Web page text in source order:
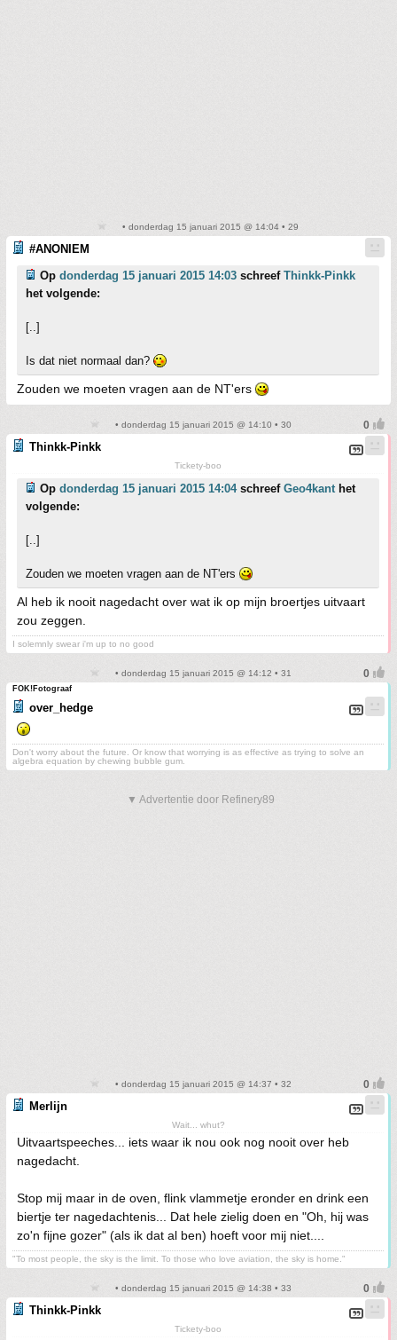
• donderdag 15 januari 2015 @ 14:04 • 29
#ANONIEM
Op donderdag 15 januari 2015 14:03 schreef Thinkk-Pinkk
het volgende:
[..]
Is dat niet normaal dan?
Zouden we moeten vragen aan de NT'ers
• donderdag 15 januari 2015 @ 14:10 • 30
Thinkk-Pinkk
Tickety-boo
Op donderdag 15 januari 2015 14:04schreef Geo4kanthet
volgende:
[..]
Zouden we moeten vragen aan de NT'ers
Al heb ik nooit nagedacht over wat ik op mijn broertjes uitvaart
zou zeggen.
I solemnly swear i'm up to no good
• donderdag 15 januari 2015 @ 14:12 • 31
FOK!Fotograaf
over_hedge
Don't worry about the future. Or know that worrying is as effective as trying to solve an
algebra equation by chewing bubble gum.
▼ Advertentie door Refinery89
• donderdag 15 januari 2015 @ 14:37 • 32
Merlijn
Wait... whut?
Uitvaartspeeches... iets waar ik nou ook nog nooit over heb
nagedacht.
Stop mij maar in de oven, flink vlammetje eronder en drink een
biertje ter nagedachtenis... Dat hele zielig doen en "Oh, hij was
zo'n fijne gozer" (als ik dat al ben) hoeft voor mij niet....
"To most people, the sky is the limit. To those who love aviation, the sky is home."
• donderdag 15 januari 2015 @ 14:38 • 33
Thinkk-Pinkk
Tickety-boo